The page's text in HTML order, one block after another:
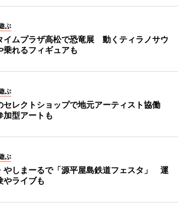
ぶ
イムプラザ高松で恐竜展 動くティラノサウ
乗れるフィギュアも
ぶ
セレクトショップで地元アーティスト協働
型アートも
ぶ
やしまーるで「源平屋島鉄道フェスタ」 運
やライブも